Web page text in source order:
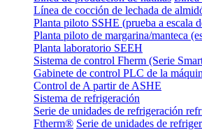
Línea de cocción de lechada de
Planta piloto SSHE (prueba a escala
Planta piloto de margarina/manteca
Planta laboratorio SEEH
Sistema de control Fherm (Serie
Gabinete de control PLC de la
Control de A partir de ASHE
Sistema de refrigeración
Serie de unidades de refrigeración
Ftherm® Serie de unidades de